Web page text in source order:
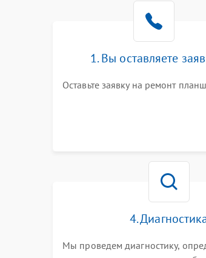
1. Вы оставляете
Оставьте заявку на ремонт
4.
Мы проведем диагностику,